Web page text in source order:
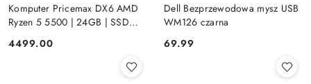
Komputer Pricemax DX6 AMD
Ryzen 5 5500 | 24GB | SSD
Win 11 | Mysz+ klawiatura 3 lata
Cena:
4499.00
Dell Bezprzewodowa mysz USB
WM126 czarna
Cena:
69.99